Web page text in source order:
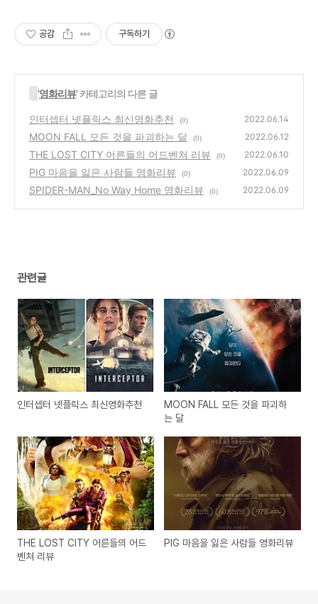
공감 구독하기
'영화리뷰' 카테고리의 다른 글
인터셉터 넷플릭스 최신영화추천 (0) 2022.06.14
MOON FALL 모든 것을 파괴하는 달 (0) 2022.06.12
THE LOST CITY 어른들의 어드벤쳐 리뷰 (0) 2022.06.10
PIG 마음을 잃은 사람들 영화리뷰 (0) 2022.06.09
SPIDER-MAN_No Way Home 영화리뷰 (0) 2022.06.09
관련글
인터셉터 넷플릭스 최신영화추천
MOON FALL 모든 것을 파괴하
는 달
THE LOST CITY 어른들의 어드
벤쳐 리뷰
PIG 마음을 잃은 사람들 영화리뷰